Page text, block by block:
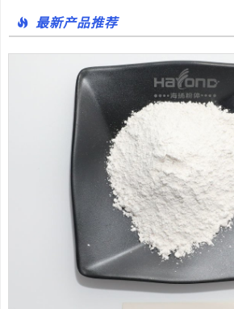
最新产品推荐